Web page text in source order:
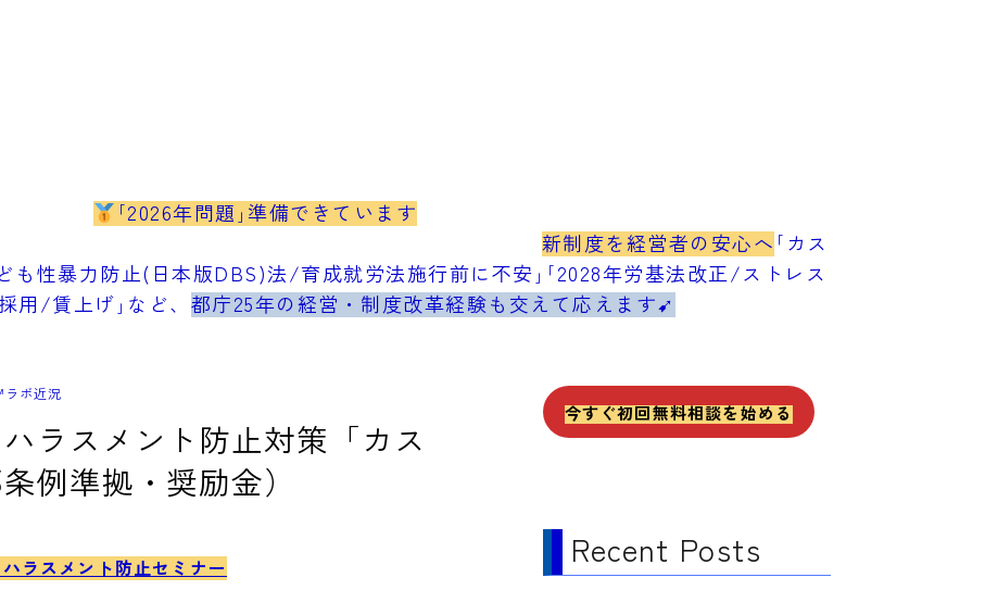
｢2026年問題｣準備できています
新制度を経営者の安心へ ｢カス
も性暴力防止(日本版DBS)法/育成就労法施行前に不安｣｢2028年労基法改正/ストレス
用/賃上げ｣など、 都庁25年の経営・制度改革経験も交えて応えます➹
ボ近況
ラスメント防止対策「カス
例準拠・奨励金）
ラスメント防止セミナー
今すぐ初回無料相談を始める
Recent Posts